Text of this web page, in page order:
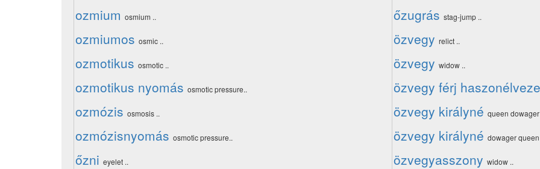
ozmium osmium ..
ozmiumos osmic ..
ozmotikus osmotic ..
ozmotikus nyomás osmotic pressure..
ozmózis osmosis ..
ozmózisnyomás osmotic pressure..
őzni eyelet ..
őzugrás stag-jump ..
özvegy relict ..
özvegy widow ..
özvegy férj
özvegy királyné queen dowager
özvegy királyné dowager queen
özvegyasszony widow ..